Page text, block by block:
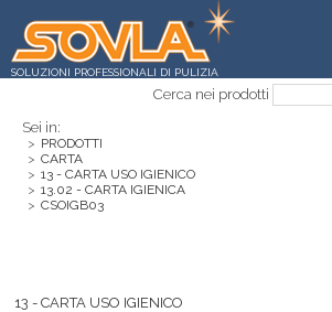
SOLUZIONI PROFESSIONALI DI PULIZIA
Cerca nei prodotti
Sei in:
> PRODOTTI
> CARTA
> 13 - CARTA USO IGIENICO
> 13.02 - CARTA IGIENICA
> CSOIGB03
13 - CARTA USO IGIENICO